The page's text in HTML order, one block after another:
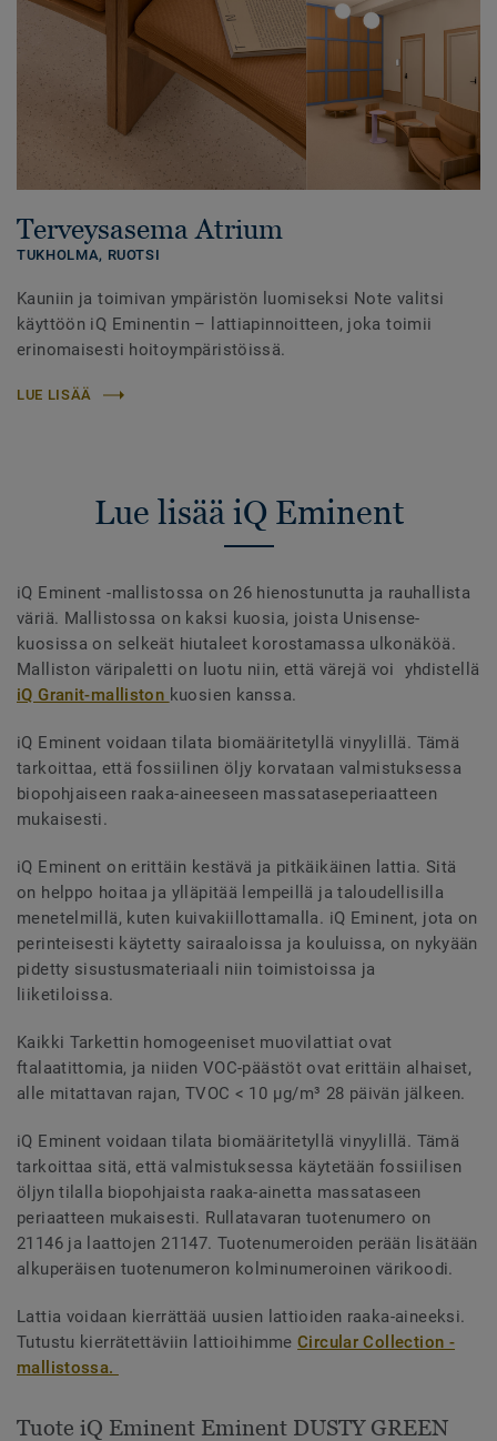
Terveysasema Atrium
TUKHOLMA, RUOTSI
Kauniin ja toimivan ympäristön luomiseksi Note valitsi
käyttöön iQ Eminentin – lattiapinnoitteen, joka toimii
erinomaisesti hoitoympäristöissä.
LUE LISÄÄ
Lue lisää iQ Eminent
iQ Eminent -mallistossa on 26 hienostunutta ja rauhallista
väriä. Mallistossa on kaksi kuosia, joista Unisense-
kuosissa on selkeät hiutaleet korostamassa ulkonäköä.
Malliston väripaletti on luotu niin, että värejä voi yhdistellä
iQ Granit-malliston kuosien kanssa.
iQ Eminent voidaan tilata biomääritetyllä vinyylillä. Tämä
tarkoittaa, että fossiilinen öljy korvataan valmistuksessa
biopohjaiseen raaka-aineeseen massataseperiaatteen
mukaisesti.
iQ Eminent on erittäin kestävä ja pitkäikäinen lattia. Sitä
on helppo hoitaa ja ylläpitää lempeillä ja taloudellisilla
menetelmillä, kuten kuivakiillottamalla. iQ Eminent, jota on
perinteisesti käytetty sairaaloissa ja kouluissa, on nykyään
pidetty sisustusmateriaali niin toimistoissa ja
liiketiloissa.
Kaikki Tarkettin homogeeniset muovilattiat ovat
ftalaatittomia, ja niiden VOC-päästöt ovat erittäin alhaiset,
alle mitattavan rajan, TVOC < 10 µg/m³ 28 päivän jälkeen.
iQ Eminent voidaan tilata biomääritetyllä vinyylillä. Tämä
tarkoittaa sitä, että valmistuksessa käytetään fossiilisen
öljyn tilalla biopohjaista raaka-ainetta massataseen
periaatteen mukaisesti. Rullatavaran tuotenumero on
21146 ja laattojen 21147. Tuotenumeroiden perään lisätään
alkuperäisen tuotenumeron kolminumeroinen värikoodi.
Lattia voidaan kierrättää uusien lattioiden raaka-aineeksi.
Tutustu kierrätettäviin lattioihimmeCircular Collection -
mallistossa.
Tuote iQ Eminent Eminent DUSTY GREEN